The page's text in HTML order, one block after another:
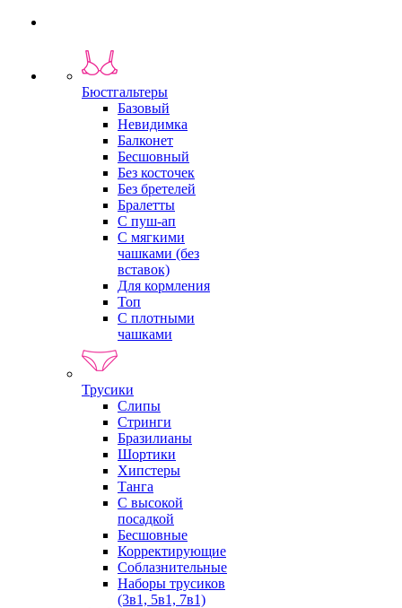
Бюстгальтеры
Базовый
Невидимка
Балконет
Бесшовный
Без косточек
Без бретелей
Бралетты
С пуш-ап
С мягкими
чашками (без
вставок)
Для кормления
Топ
С плотными
чашками
Трусики
Слипы
Стринги
Бразилианы
Шортики
Хипстеры
Танга
С высокой
посадкой
Бесшовные
Корректирующие
Соблазнительные
Наборы трусиков
(3в1, 5в1, 7в1)